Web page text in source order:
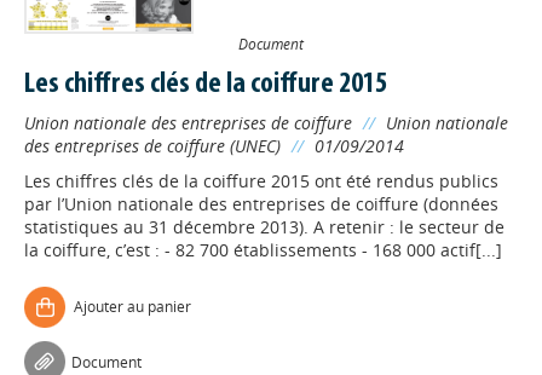
Document
Les chiffres clés de la coiffure 2015
Union nationale des entreprises de coiffure // Union nationale
des entreprises de coiffure (UNEC) // 01/09/2014
Les chiffres clés de la coiffure 2015 ont été rendus publics
par l’Union nationale des entreprises de coiffure (données
statistiques au 31 décembre 2013). A retenir : le secteur de
la coiffure, c’est : - 82 700 établissements - 168 000 actif[...]
Ajouter au panier
Document